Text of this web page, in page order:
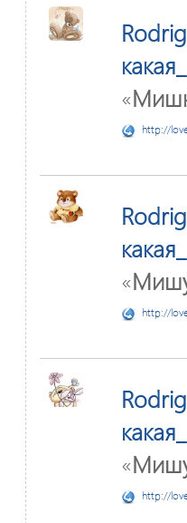
«
http://
«
http://
«
http://